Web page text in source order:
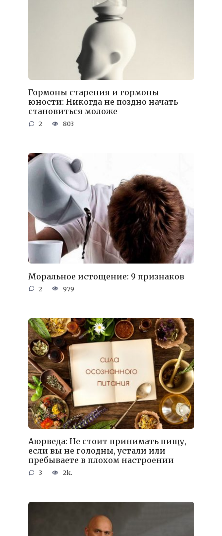
Гормоны старения и гормоны
юности: Никогда не поздно начать
становиться моложе
2 803
Моральное истощение: 9 признаков
2 979
Аюрведа: Не стоит принимать пищу,
если вы не голодны, устали или
пребываете в плохом настроении
3 2k.